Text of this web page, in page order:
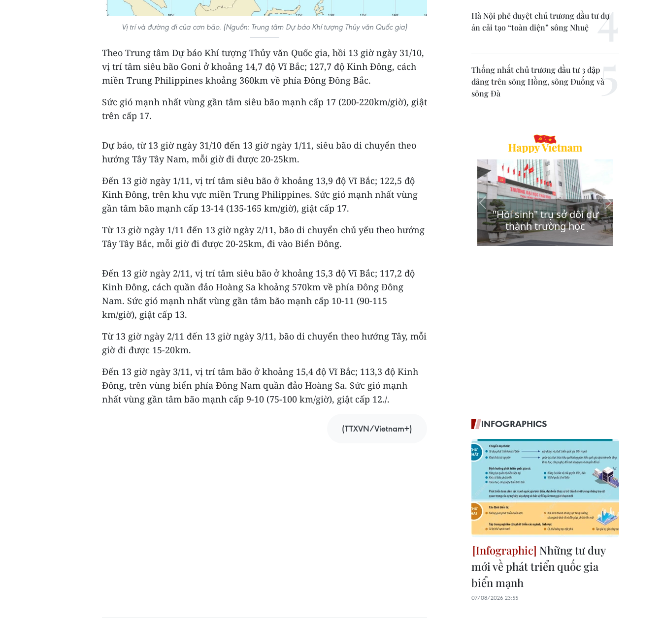
Vị trí và đường đi của cơn bão. (Nguồn: Trung tâm Dự báo Khí tượng Thủy văn Quốc gia)
Theo Trung tâm Dự báo Khí tượng Thủy văn Quốc gia, hồi 13 giờ ngày 31/10,
vị trí tâm siêu bão Goni ở khoảng 14,7 độ Vĩ Bắc; 127,7 độ Kinh Đông, cách
miền Trung Philippines khoảng 360km về phía Đông Đông Bắc.
Sức gió mạnh nhất vùng gần tâm siêu bão mạnh cấp 17 (200-220km/giờ), giật
trên cấp 17.
Dự báo, từ 13 giờ ngày 31/10 đến 13 giờ ngày 1/11, siêu bão di chuyển theo
hướng Tây Tây Nam, mỗi giờ đi được 20-25km.
Đến 13 giờ ngày 1/11, vị trí tâm siêu bão ở khoảng 13,9 độ Vĩ Bắc; 122,5 độ
Kinh Đông, trên khu vực miền Trung Philippines. Sức gió mạnh nhất vùng
gần tâm bão mạnh cấp 13-14 (135-165 km/giờ), giật cấp 17.
Từ 13 giờ ngày 1/11 đến 13 giờ ngày 2/11, bão di chuyển chủ yếu theo hướng
Tây Tây Bắc, mỗi giờ đi được 20-25km, đi vào Biển Đông.
Đến 13 giờ ngày 2/11, vị trí tâm siêu bão ở khoảng 15,3 độ Vĩ Bắc; 117,2 độ
Kinh Đông, cách quần đảo Hoàng Sa khoảng 570km về phía Đông Đông
Nam. Sức gió mạnh nhất vùng gần tâm bão mạnh cấp 10-11 (90-115
km/giờ), giật cấp 13.
Từ 13 giờ ngày 2/11 đến 13 giờ ngày 3/11, bão di chuyển theo hướng Tây, mỗi
giờ đi được 15-20km.
Đến 13 giờ ngày 3/11, vị trí tâm bão ở khoảng 15,4 độ Vĩ Bắc; 113,3 độ Kinh
Đông, trên vùng biển phía Đông Nam quần đảo Hoàng Sa. Sức gió mạnh
nhất vùng gần tâm bão mạnh cấp 9-10 (75-100 km/giờ), giật cấp 12./.
(TTXVN/Vietnam+)
Hà Nội phê duyệt chủ trương đầu tư dự
án cải tạo “toàn diện” sông Nhuệ
Thống nhất chủ trương đầu tư 3 đập
dâng trên sông Hồng, sông Đuống và
sông Đà
INFOGRAPHICS
Những tư duy
mới về phát triển quốc gia
biển mạnh
07/08/2026 23:55